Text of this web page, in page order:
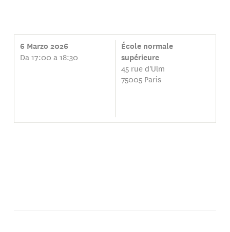
6 Marzo 2026
Da 17:00 a 18:30
École normale
supérieure
45 rue d'Ulm
75005 Paris